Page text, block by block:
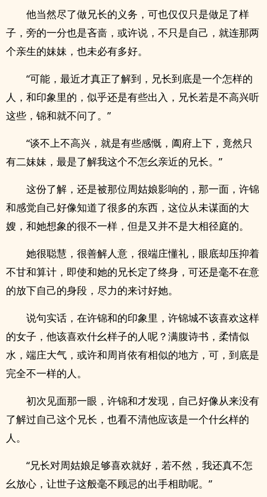
他当然尽了做兄长的义务，可也仅仅只是做足了样
子，旁的一分也是吝啬，或许说，不只是自己，就连那两
个亲生的妹妹，也未必有多好。
“可能，最近才真正了解到，兄长到底是一个怎样的
人，和印象里的，似乎还是有些出入，兄长若是不高兴听
这些，锦和就不问了。”
“谈不上不高兴，就是有些感慨，阖府上下，竟然只
有二妹妹，最是了解我这个不怎幺亲近的兄长。”
这份了解，还是被那位周姑娘影响的，那一面，许锦
和感觉自己好像知道了很多的东西，这位从未谋面的大
嫂，和她想象的很不一样，但是又并不是大相径庭的。
她很聪慧，很善解人意，很端庄懂礼，眼底却压抑着
不甘和算计，即使和她的兄长定了终身，可还是毫不在意
的放下自己的身段，尽力的来讨好她。
说句实话，在许锦和的印象里，许锦城不该喜欢这样
的女子，他该喜欢什幺样子的人呢？满腹诗书，柔情似
水，端庄大气，或许和周肖依有相似的地方，可，到底是
完全不一样的人。
初次见面那一眼，许锦和才发现，自己好像从来没有
了解过自己这个兄长，也看不清他应该是一个什幺样的
人。
“兄长对周姑娘足够喜欢就好，若不然，我还真不怎
幺放心，让世子这般毫不顾忌的出手相助呢。”